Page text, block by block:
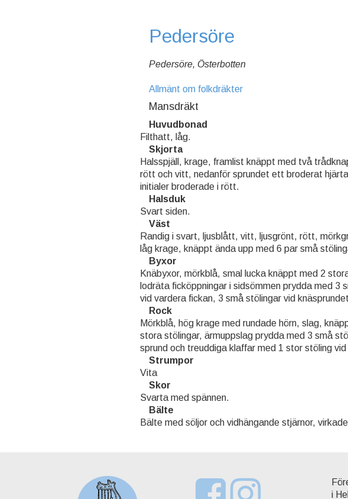
Pedersöre
Pedersöre, Österbotten
Allmänt om folkdräkter
Mansdräkt
Huvudbonad
Filthatt, låg.
Skjorta
Halsspjäll, krage, framlist knäppt med två
rött och vitt, nedanför sprundet ett broderat
initialer broderade i rött.
Halsduk
Svart siden.
Väst
Randig i svart, ljusblått, vitt, ljusgrönt, rött,
låg krage, knäppt ända upp med 6 par små
Byxor
Knäbyxor, mörkblå, smal lucka knäppt med 2
lodräta ficköppningar i sidsömmen prydda med 3
vid vardera fickan, 3 små stölingar vid
Rock
Mörkblå, hög krage med rundade hörn, slag,
stora stölingar, ärmuppslag prydda med 3 små
sprund och treuddiga klaffar med 1 stor stöling vid
Strumpor
Vita
Skor
Svarta med spännen.
Bälte
Bälte med söljor och vidhängande stjärnor,
i